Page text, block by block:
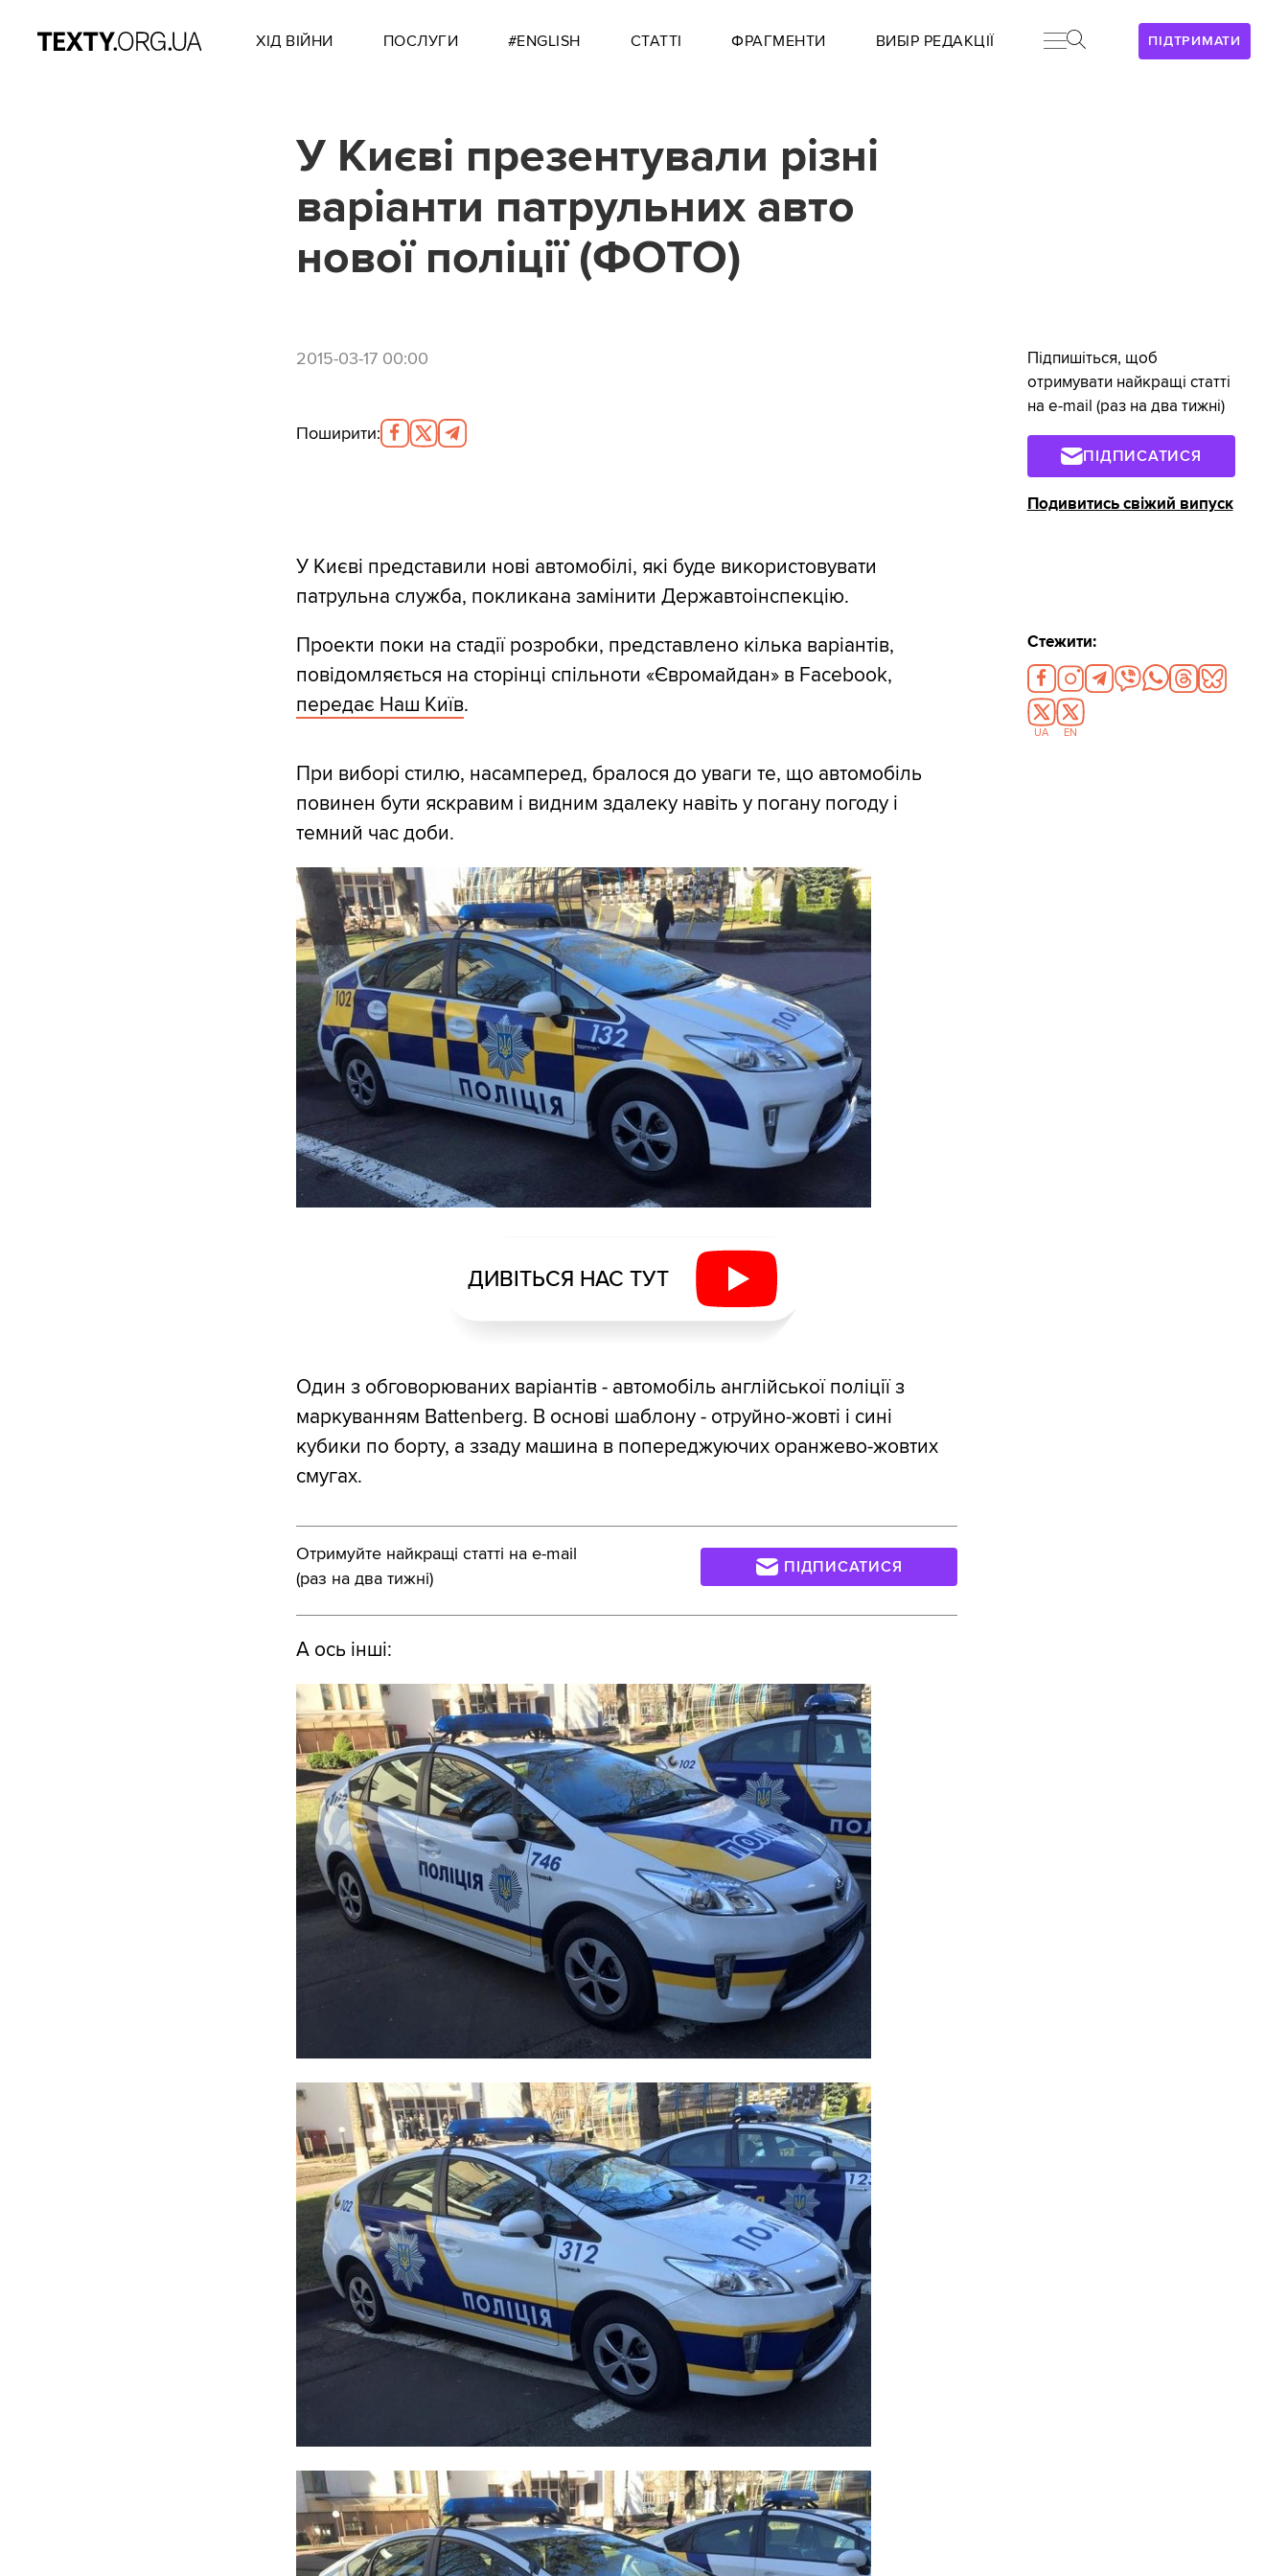
ПІДТРИМАТИ
ХІД ВІЙНИ ПОСЛУГИ #ENGLISH СТАТТІ ФРАГМЕНТИ ВИБІР РЕДАКЦІЇ
У Києві презентували різні
варіанти патрульних авто
нової поліції (ФОТО)
2015-03-17 00:00
Поширити:
У Києві представили нові автомобілі, які буде використовувати
патрульна служба, покликана замінити Державтоінспекцію.
Проекти поки на стадії розробки, представлено кілька варіантів,
повідомляється на сторінці спільноти «Євромайдан» в Facebook,
передає Наш Київ.
При виборі стилю, насамперед, бралося до уваги те, що автомобіль
повинен бути яскравим і видним здалеку навіть у погану погоду і
темний час доби.
ДИВІТЬСЯ НАС ТУТ
Один з обговорюваних варіантів - автомобіль англійської поліції з
маркуванням Battenberg. В основі шаблону - отруйно-жовті і сині
кубики по борту, а ззаду машина в попереджуючих оранжево-жовтих
смугах.
Отримуйте найкращі статті на e-mail
(раз на два тижні)
ПІДПИСАТИСЯ
А ось інші:
Підпишіться, щоб
отримувати найкращі статті
на e-mail (раз на два тижні)
ПІДПИСАТИСЯ
Подивитись свіжий випуск
Стежити:
UA EN